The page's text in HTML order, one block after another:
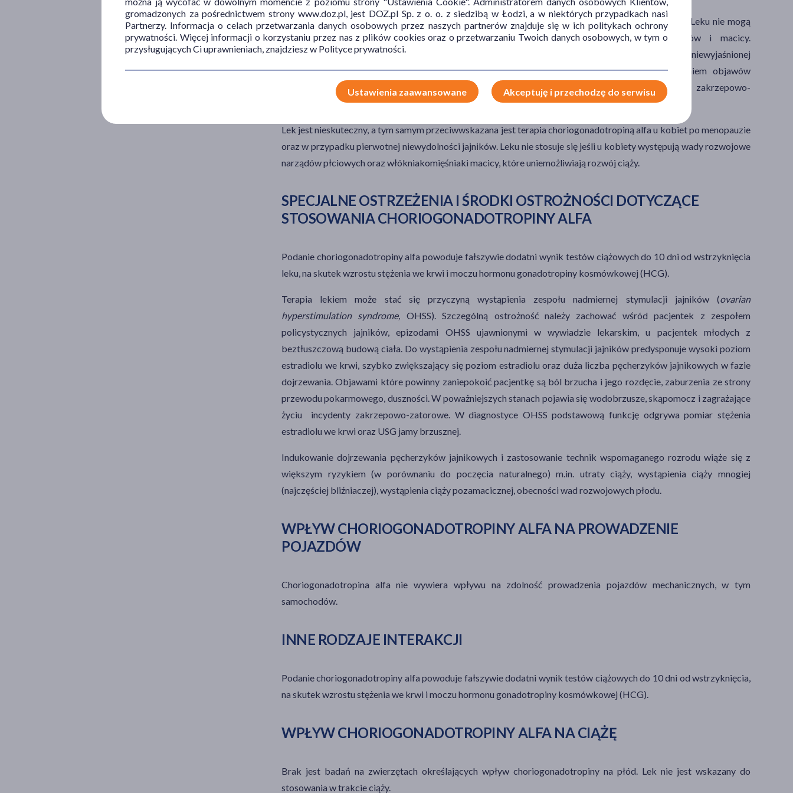
Choriogonadotropina alfa jest przeciwwskazana u osób nadwrażliwych na tę substancję leczniczą. Leku nie mogą
stosować pacjentki z nowotworamipodwzgórza i przysadki mózgowej, jajników, sutków i macicy.
Choriogonadotropina alfa jest przeciwwskazana w przypadku krwotoków z dróg rodnych o niewyjaśnionej
przyczynie, przy występowaniu powiększonych jajników lub torbieli na jajnikach (z wyłączeniem objawów
towarzyszących zespołowi policystycznych jajników), w razie obecności czynnych zaburzeń zakrzepowo-
Lek jest nieskuteczny, a tym samym przeciwwskazana jest terapia choriogonadotropiną alfa u kobiet po menopauzie
oraz w przypadku pierwotnej niewydolności jajników. Leku nie stosuje się jeśli u kobiety występują wady rozwojowe
narządów płciowych oraz włókniakomięśniaki macicy, które uniemożliwiają rozwój ciąży.
SPECJALNE OSTRZEŻENIA I ŚRODKI OSTROŻNOŚCI DOTYCZĄCE
STOSOWANIA CHORIOGONADOTROPINY ALFA
Podanie choriogonadotropiny alfa powoduje fałszywie dodatni wynik testów ciążowych do 10 dni od wstrzyknięcia
leku, na skutek wzrostu stężenia we krwi i moczu hormonu gonadotropiny kosmówkowej (HCG).
Terapia lekiem może stać się przyczyną wystąpienia zespołu nadmiernej stymulacji jajników (ovarian
hyperstimulation syndrome, OHSS). Szczególną ostrożność należy zachować wśród pacjentek z zespołem
policystycznych jajników, epizodami OHSS ujawnionymi w wywiadzie lekarskim, u pacjentek młodych z
beztłuszczową budową ciała. Do wystąpienia zespołu nadmiernej stymulacji jajników predysponuje wysoki poziom
estradiolu we krwi, szybko zwiększający się poziom estradiolu oraz duża liczba pęcherzyków jajnikowych w fazie
dojrzewania. Objawami które powinny zaniepokoić pacjentkę są ból brzucha i jego rozdęcie, zaburzenia ze strony
przewodu pokarmowego, duszności. W poważniejszych stanach pojawia się wodobrzusze, skąpomocz i zagrażające
życiu
incydenty zakrzepowo-zatorowe. W diagnostyce OHSS podstawową funkcję odgrywa pomiar stężenia
estradiolu we krwi oraz USG jamy brzusznej.
Indukowanie dojrzewania pęcherzyków jajnikowych i zastosowanie technik wspomaganego rozrodu wiąże się z
większym ryzykiem (w porównaniu do poczęcia naturalnego) m.in. utraty ciąży, wystąpienia ciąży mnogiej
(najczęściej bliźniaczej), wystąpienia ciąży pozamacicznej, obecności wad rozwojowych płodu.
WPŁYW CHORIOGONADOTROPINY ALFA NA PROWADZENIE
POJAZDÓW
Choriogonadotropina alfa nie wywiera wpływu na zdolność prowadzenia pojazdów mechanicznych, w tym
samochodów.
INNE RODZAJE INTERAKCJI
Podanie choriogonadotropiny alfa powoduje fałszywie dodatni wynik testów ciążowych do 10 dni od wstrzyknięcia,
na skutek wzrostu stężenia we krwi i moczu hormonu gonadotropiny kosmówkowej (HCG).
WPŁYW CHORIOGONADOTROPINY ALFA NA CIĄŻĘ
Brak jest badań na zwierzętach określających wpływ choriogonadotropiny na płód. Lek nie jest wskazany do
stosowania w trakcie ciąży.
gromadzonych za pośrednictwem strony www.doz.pl, jest DOZ.pl Sp. z o. o. z siedzibą w Łodzi, a w niektórych przypadkach nasi
Partnerzy. Informacja o celach przetwarzania danych osobowych przez naszych partnerów znajduje się w ich politykach ochrony
prywatności. Więcej informacji o korzystaniu przez nas z plików cookies oraz o przetwarzaniu Twoich danych osobowych, w tym o
przysługujących Ci uprawnieniach, znajdziesz w Polityce prywatności.
Ustawienia zaawansowane Akceptuję i przechodzę do serwisu